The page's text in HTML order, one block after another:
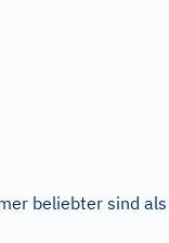
beliebter sind als